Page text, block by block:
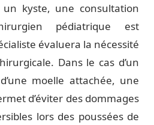
kyste, une consultation
pédiatrique est
évaluera la nécessité
Dans le cas d’un
moelle attachée, une
d’éviter des dommages
lors des poussées de